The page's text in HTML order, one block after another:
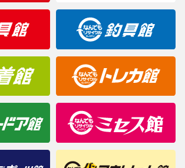
たらご購入前にお問い合わせください。